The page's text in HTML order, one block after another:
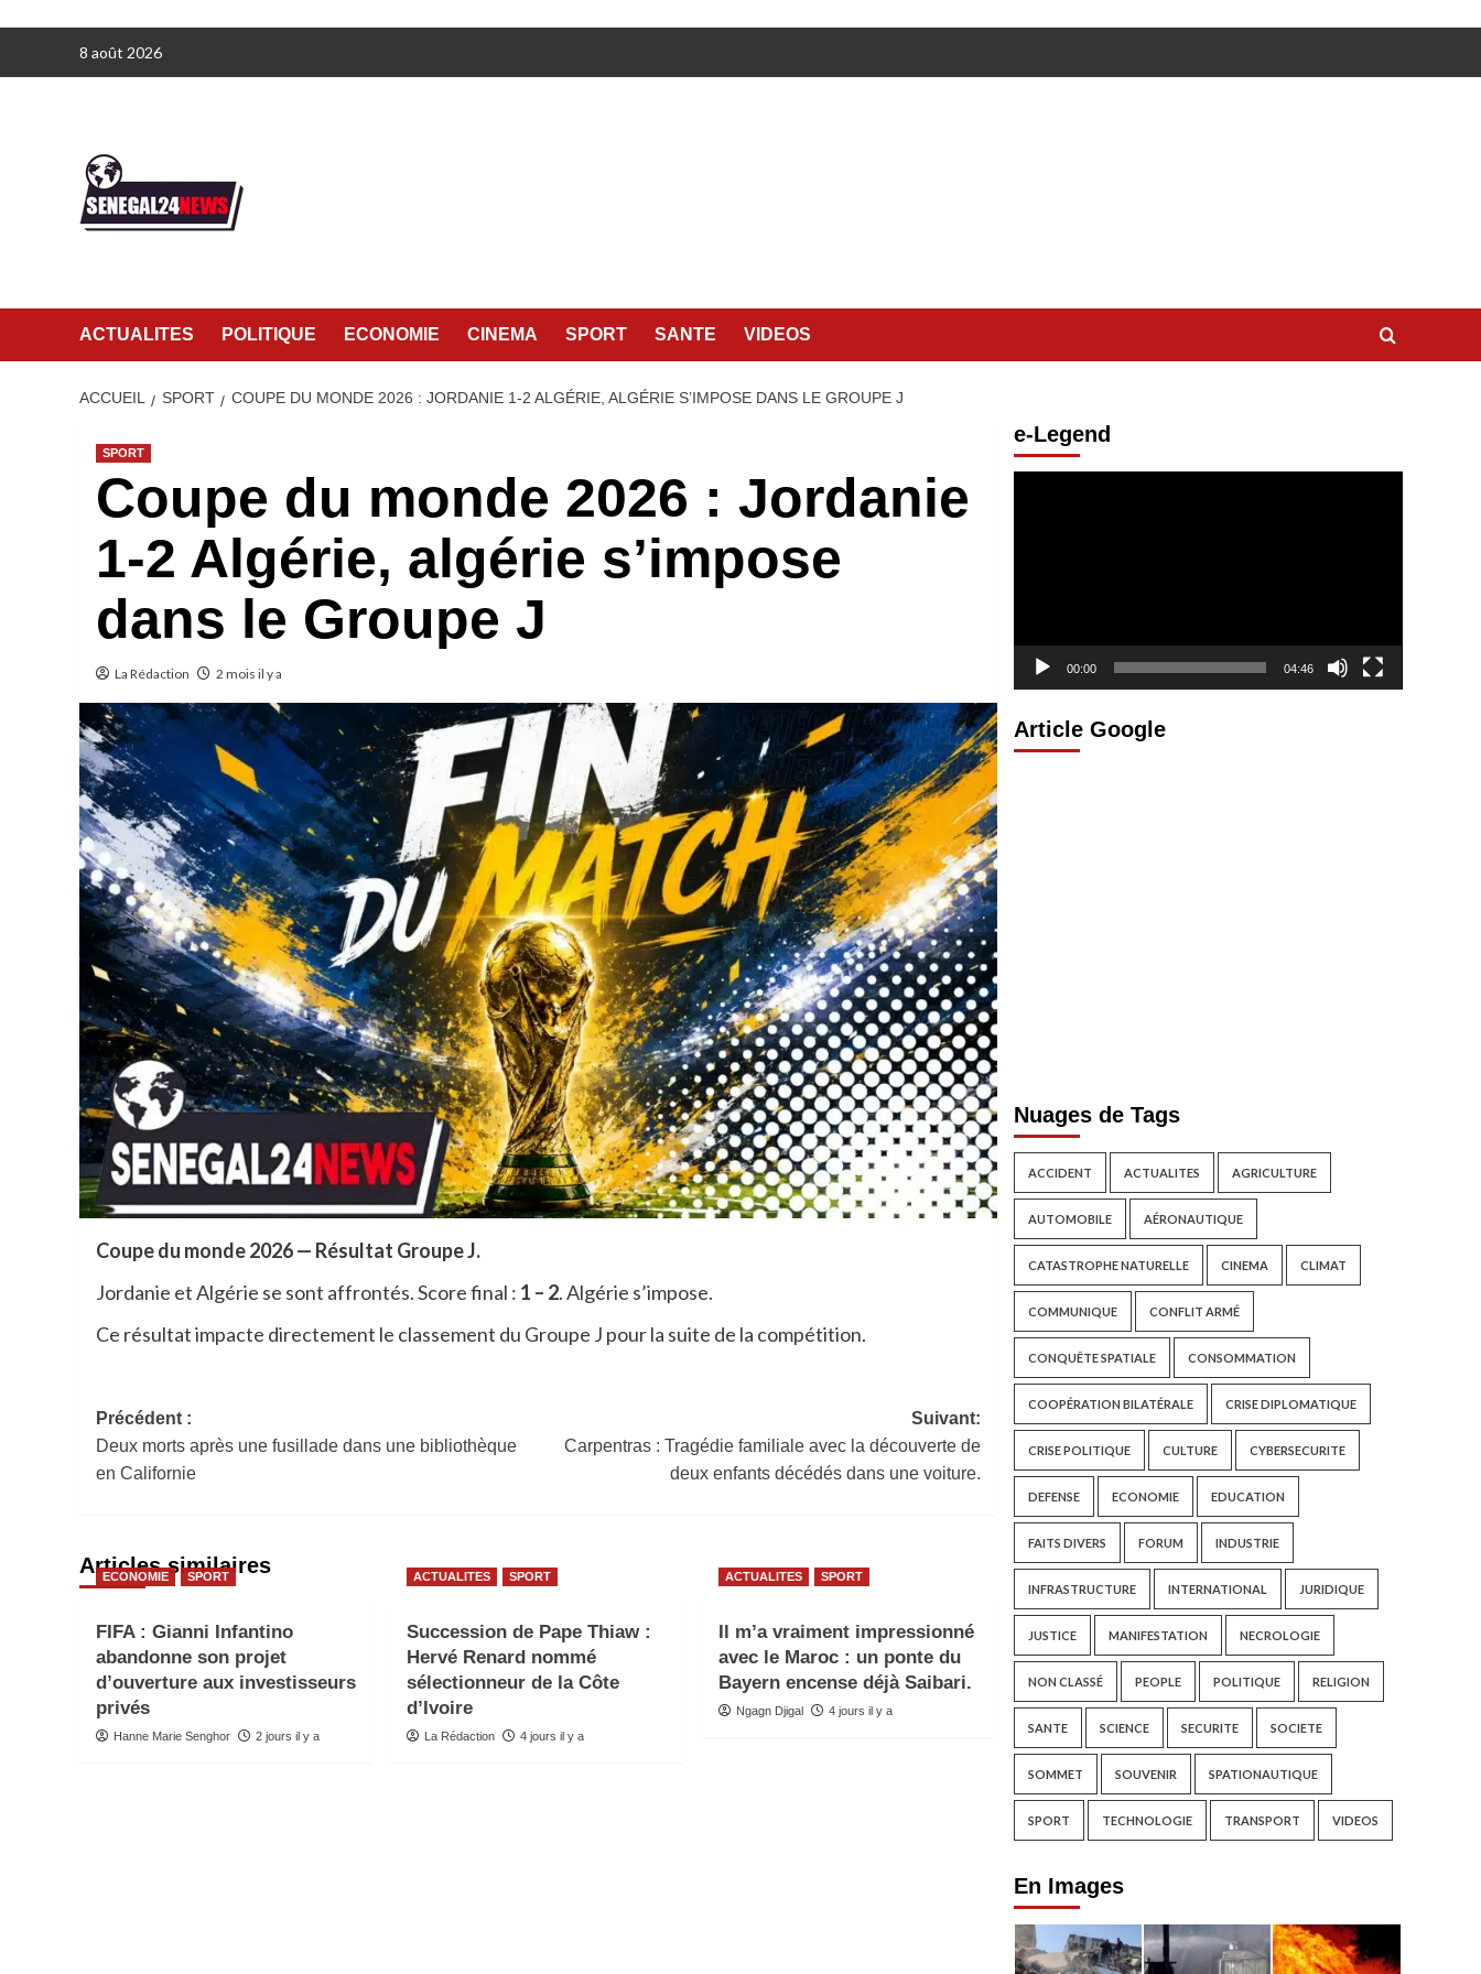
8 août 2026
ACTUALITES POLITIQUE ECONOMIE CINEMA SPORT SANTE VIDEOS
ACCUEIL SPORT COUPE DU MONDE 2026 : JORDANIE 1-2 ALGÉRIE, ALGÉRIE S’IMPOSE DANS LE GROUPE J
SPORT
Coupe du monde 2026 : Jordanie
1-2 Algérie, algérie s’impose
dans le Groupe J
La Rédaction 2 mois il y a
Coupe du monde 2026 — Résultat Groupe J.
Jordanie et Algérie se sont affrontés. Score final : 1 – 2. Algérie s’impose.
Ce résultat impacte directement le classement du Groupe J pour la suite de la compétition.
Navigation
d’article
Précédent :
Deux morts après une fusillade dans une bibliothèque
en Californie
Suivant:
Carpentras : Tragédie familiale avec la découverte de
deux enfants décédés dans une voiture.
Articles similaires
ECONOMIE SPORT
FIFA : Gianni Infantino
abandonne son projet
d’ouverture aux investisseurs
privés
Hanne Marie Senghor 2 jours il y a
ACTUALITES SPORT
Succession de Pape Thiaw :
Hervé Renard nommé
sélectionneur de la Côte
d’Ivoire
La Rédaction 4 jours il y a
ACTUALITES SPORT
Il m’a vraiment impressionné
avec le Maroc : un ponte du
Bayern encense déjà Saibari.
Ngagn Djigal 4 jours il y a
e-Legend
00:00 04:46
Article Google
Nuages de Tags
ACCIDENT ACTUALITES AGRICULTURE
AUTOMOBILE AÉRONAUTIQUE
CATASTROPHE NATURELLE CINEMA CLIMAT
COMMUNIQUE CONFLIT ARMÉ
CONQUÊTE SPATIALE CONSOMMATION
COOPÉRATION BILATÉRALE CRISE DIPLOMATIQUE
CRISE POLITIQUE CULTURE CYBERSECURITE
DEFENSE ECONOMIE EDUCATION
FAITS DIVERS FORUM INDUSTRIE
INFRASTRUCTURE INTERNATIONAL JURIDIQUE
JUSTICE MANIFESTATION NECROLOGIE
NON CLASSÉ PEOPLE POLITIQUE RELIGION
SANTE SCIENCE SECURITE SOCIETE
SOMMET SOUVENIR SPATIONAUTIQUE
SPORT TECHNOLOGIE TRANSPORT VIDEOS
En Images